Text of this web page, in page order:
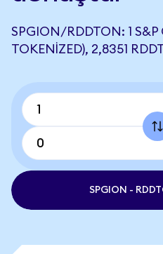
SPGION/RDDTON: 1
TOKENIZED), 2,8351
SPGION -